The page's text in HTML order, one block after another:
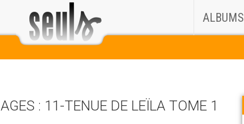
ALBUMS
: 11-TENUE DE LEÏLA TOME 1